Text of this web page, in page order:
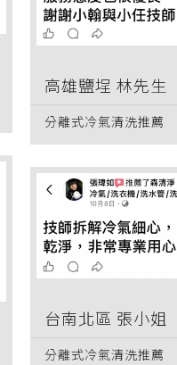
高雄鹽埕 林先生
分離式冷氣清洗推薦
台南北區 張小姐
分離式冷氣清洗推薦